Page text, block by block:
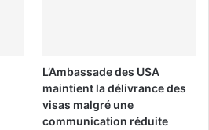
L’Ambassade des USA
maintient la délivrance des
visas malgré une
communication réduite